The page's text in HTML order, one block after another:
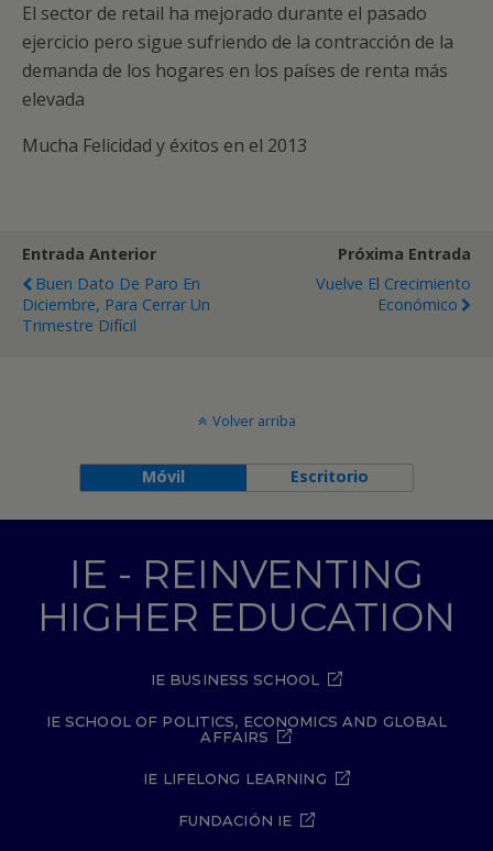
El sector de retail ha mejorado durante el pasado
ejercicio pero sigue sufriendo de la contracción de la
demanda de los hogares en los países de renta más
elevada
Mucha Felicidad y éxitos en el 2013
Entrada Anterior
Buen Dato De Paro En
Diciembre, Para Cerrar Un
Trimestre Difícil
Próxima Entrada
Vuelve El Crecimiento
Económico
Volver arriba
Móvil Escritorio
IE - REINVENTING
HIGHER EDUCATION
IE BUSINESS SCHOOL
IE SCHOOL OF POLITICS, ECONOMICS AND GLOBAL
AFFAIRS
IE LIFELONG LEARNING
FUNDACIÓN IE